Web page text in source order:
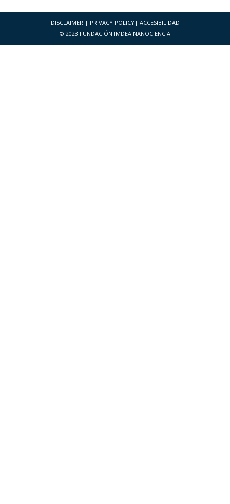
DISCLAIMER | PRIVACY POLICY| ACCESIBILIDAD
© 2023 FUNDACIÓN IMDEA NANOCIENCIA